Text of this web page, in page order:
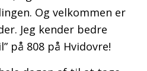
Og velkommen er
Jeg kender bedre
på 808 på Hvidovre!